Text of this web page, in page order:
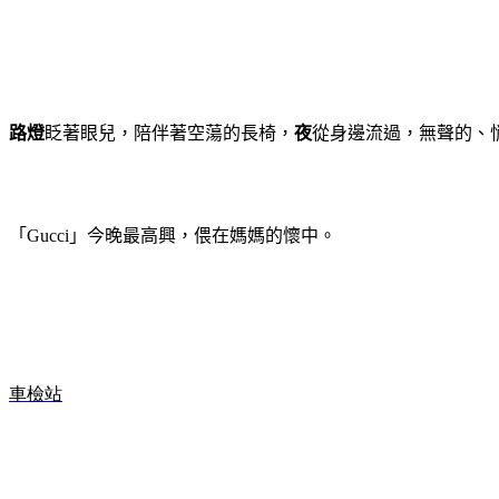
路燈眨著眼兒，陪伴著空蕩的長椅， 夜從身邊流過，無聲的、
「Gucci 」今晚最高興，偎在媽媽的懷中。
車檢站